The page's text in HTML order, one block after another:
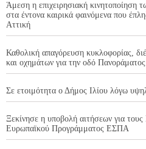
Άμεση η επιχειρησιακή κινητοποίηση
στα έντονα καιρικά φαινόμενα που
Αττική
Καθολική απαγόρευση κυκλοφορίας,
και οχημάτων για την οδό Πανοράματος
Σε ετοιμότητα ο Δήμος Ιλίου λόγω
Ξεκίνησε η υποβολή αιτήσεων για
Ευρωπαϊκού Προγράμματος ΕΣΠΑ